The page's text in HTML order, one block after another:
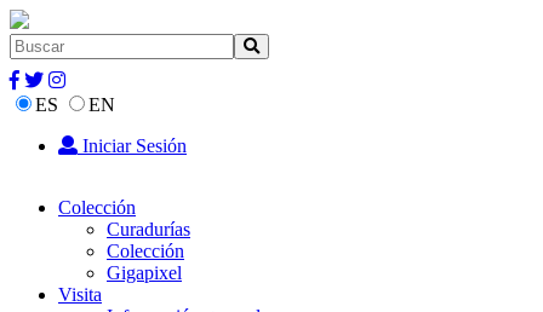
ES
EN
Iniciar Sesión
Colección
Curadurías
Colección
Gigapixel
Visita